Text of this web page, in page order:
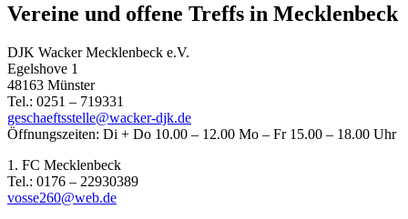
Vereine und offene Treffs in Mecklenbeck
DJK Wacker Mecklenbeck e.V.
Egelshove 1
48163 Münster
Tel.: 0251 – 719331
geschaeftsstelle@wacker-djk.de
Öffnungszeiten: Di + Do 10.00 – 12.00 Mo – Fr 15.00 – 18.00 Uhr
1. FC Mecklenbeck
Tel.: 0176 – 22930389
vosse260@web.de